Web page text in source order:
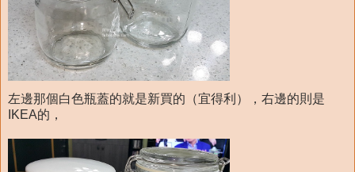
左邊那個白色瓶蓋的就是新買的（宜得利），右邊的則是
IKEA的，